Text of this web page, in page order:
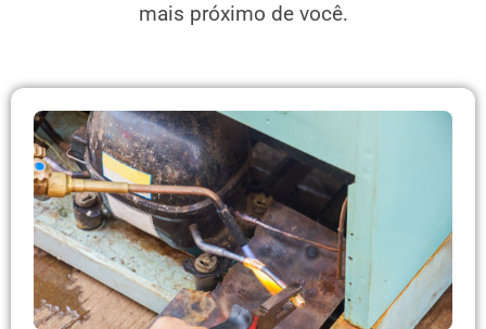
mais próximo de você.